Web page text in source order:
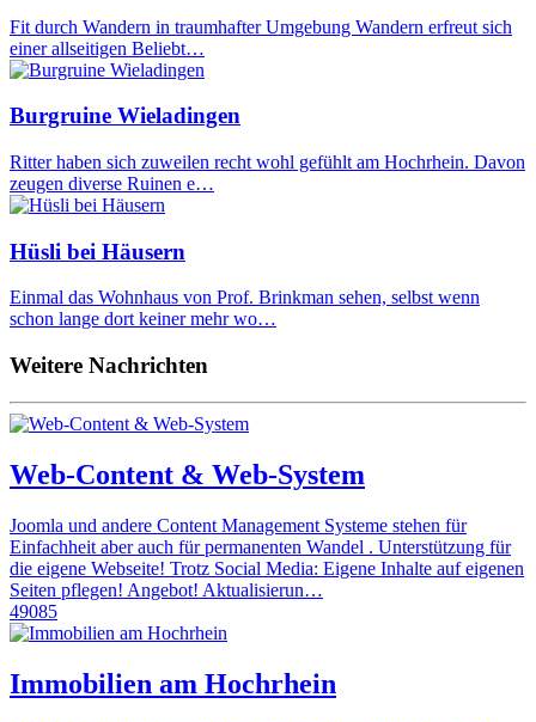
Fit durch Wandern in traumhafter Umgebung Wandern erfreut sich
einer allseitigen Beliebt…
Burgruine Wieladingen
Ritter haben sich zuweilen recht wohl gefühlt am Hochrhein. Davon
zeugen diverse Ruinen e…
Hüsli bei Häusern
Einmal das Wohnhaus von Prof. Brinkman sehen, selbst wenn
schon lange dort keiner mehr wo…
Weitere Nachrichten
Web-Content & Web-System
Joomla und andere Content Management Systeme stehen für
Einfachheit aber auch für permanenten Wandel . Unterstützung für
die eigene Webseite! Trotz Social Media: Eigene Inhalte auf eigenen
Seiten pflegen! Angebot! Aktualisierun…
49085
Immobilien am Hochrhein